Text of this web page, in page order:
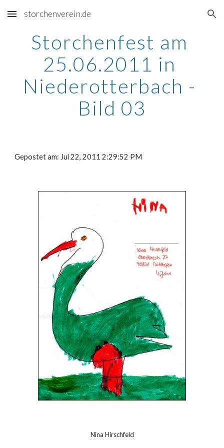
Skip to main content Skip to navigation
storchenverein.de
Storchenfest am
25.06.2011 in
Niederotterbach -
Bild 03
Gepostet am: Jul 22, 2011 2:29:52 PM
Nina Hirschfeld